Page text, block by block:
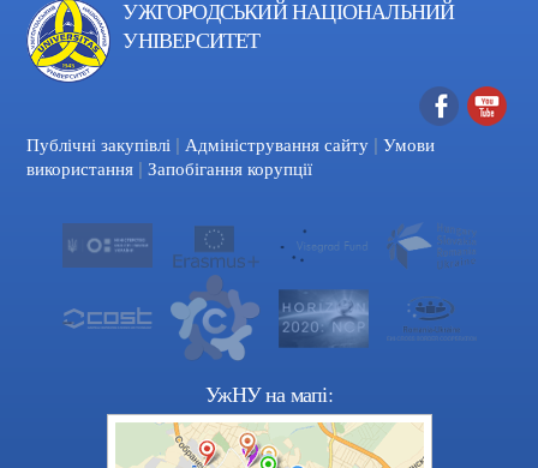
УЖГОРОДСЬКИЙ НАЦІОНАЛЬНИЙ
УНІВЕРСИТЕТ
Facebook
Публічні закупівлі | Адміністрування сайту | Умови
використання | Запобігання корупції
УжНУ на мапі: